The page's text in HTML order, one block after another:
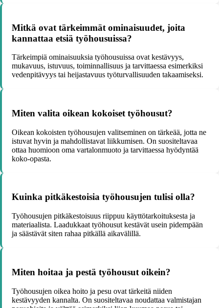
Mitkä ovat tärkeimmät ominaisuudet, joita
kannattaa etsiä työhousuissa?
Tärkeimpiä ominaisuuksia työhousuissa ovat kestävyys,
mukavuus, istuvuus, toiminnallisuus ja tarvittaessa esimerkiksi
vedenpitävyys tai heijastavuus työturvallisuuden takaamiseksi.
Miten valita oikean kokoiset työhousut?
Oikean kokoisten työhousujen valitseminen on tärkeää, jotta ne
istuvat hyvin ja mahdollistavat liikkumisen. On suositeltavaa
ottaa huomioon oma vartalonmuoto ja tarvittaessa hyödyntää
koko-opasta.
Kuinka pitkäkestoisia työhousujen tulisi olla?
Työhousujen pitkäkestoisuus riippuu käyttötarkoituksesta ja
materiaalista. Laadukkaat työhousut kestävät usein pidempään
ja säästävät siten rahaa pitkällä aikavälillä.
Miten hoitaa ja pestä työhousut oikein?
Työhousujen oikea hoito ja pesu ovat tärkeitä niiden
kestävyyden kannalta. On suositeltavaa noudattaa valmistajan